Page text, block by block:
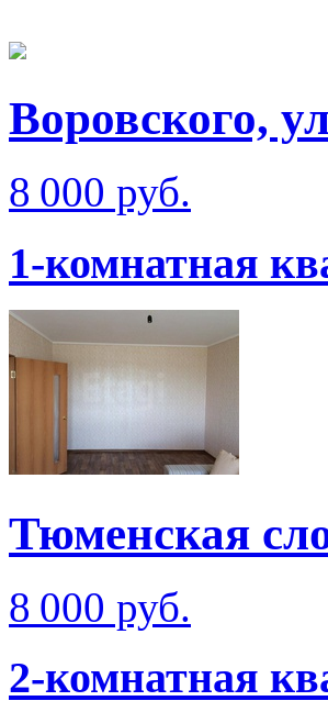
Воровского,
8 000 руб.
1-комнатная
Тюменская
8 000 руб.
2-комнатная